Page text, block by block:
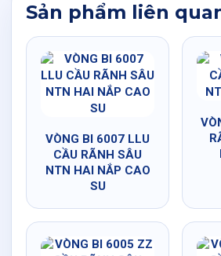
Sản phẩm liên
VÒNG BI 6007 LLU
CẦU RÃNH SÂU
NTN HAI NẮP CAO
SU